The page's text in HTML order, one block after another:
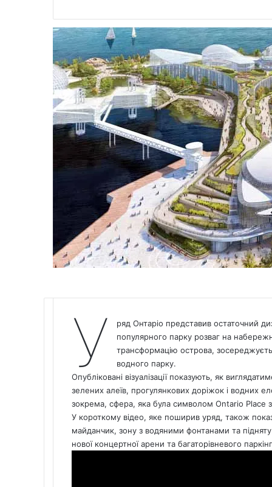
У ряд Онтаріо представив остаточний
популярного парку розваг на
трансформацію острова,
водного парку.
Опубліковані візуалізації показують, як
зелених алеїв, прогулянкових доріжок і водних
зокрема, сфера, яка була символом Ontario Place
У короткому відео, яке поширив уряд, також
майданчик, зону з водяними фонтанами та
нової концертної арени та багаторівневого